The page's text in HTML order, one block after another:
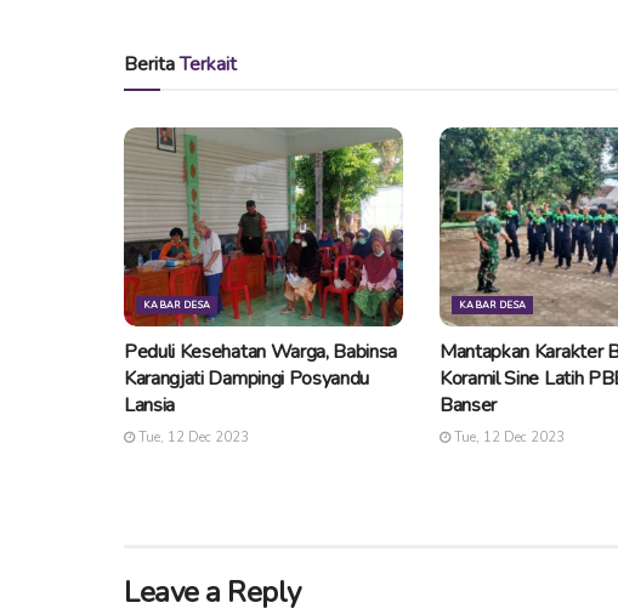
BeritaTerkait
KABAR DESA
Peduli Kesehatan Warga, Babinsa
Karangjati Dampingi Posyandu
Lansia
Tue, 12 Dec 2023
KABAR DESA
Mantapkan Karakter
Koramil Sine Latih
Banser
Tue, 12 Dec 2023
Leave a Reply